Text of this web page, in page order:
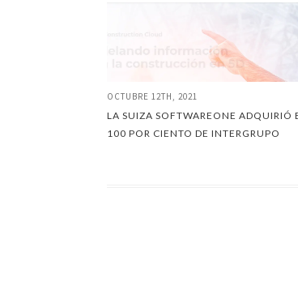
OCTUBRE 12TH, 2021
LA SUIZA SOFTWAREONE ADQUIRIÓ
100 POR CIENTO DE INTERGRUPO